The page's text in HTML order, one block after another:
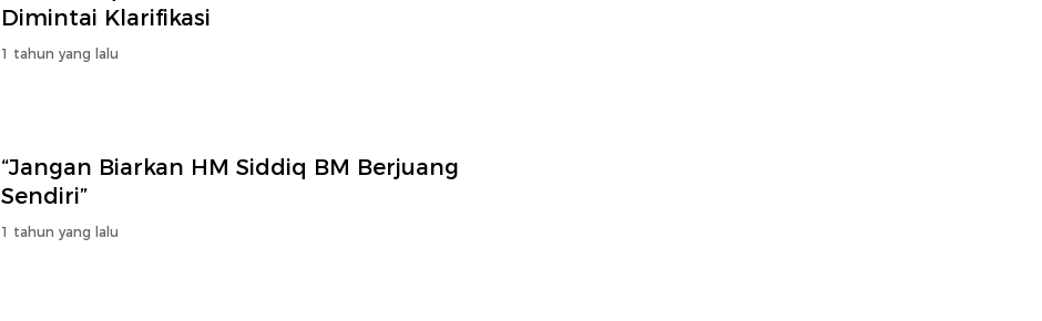
Dimintai Klarifikasi
1 tahun yang lalu
“Jangan Biarkan HM Siddiq BM Berjuang
Sendiri”
1 tahun yang lalu